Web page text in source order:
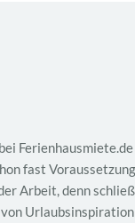
Ferienhausmiete.de
fast
Arbeit, denn
von